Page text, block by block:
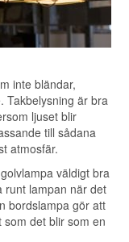
inte bländar,
Takbelysning är bra
ljuset blir
till sådana
atmosfär.
väldigt bra
runt lampan när det
bordslampa gör att
det blir som en